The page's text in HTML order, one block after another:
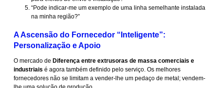
“Pode indicar-me um exemplo de uma linha semelhante instalada
na minha região?”
A Ascensão do Fornecedor “Inteligente”:
Personalização e Apoio
O mercado de Diferença entre extrusoras de massa comerciais e
industriais é agora também definido pelo serviço. Os melhores
fornecedores não se limitam a vender-lhe um pedaço de metal; vendem-